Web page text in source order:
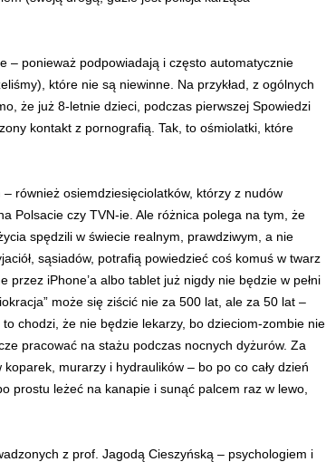
– ponieważ podpowiadają i często automatycznie
które nie są niewinne. Na przykład, z ogólnych
że już 8-letnie dzieci, podczas pierwszej Spowiedzi
kontakt z pornografią. Tak, to ośmiolatki, które
również osiemdziesięciolatków, którzy z nudów
Polsacie czy TVN-ie. Ale różnica polega na tym, że
spędzili w świecie realnym, prawdziwym, a nie
sąsiadów, potrafią powiedzieć coś komuś w twarz
przez iPhone’a albo tablet już nigdy nie będzie w pełni
może się ziścić nie za 500 lat, ale za 50 lat –
chodzi, że nie będzie lekarzy, bo dzieciom-zombie nie
pracować na stażu podczas nocnych dyżurów. Za
murarzy i hydraulików – bo po co cały dzień
prostu leżeć na kanapie i sunąć palcem raz w lewo,
z prof. Jagodą Cieszyńską – psychologiem i